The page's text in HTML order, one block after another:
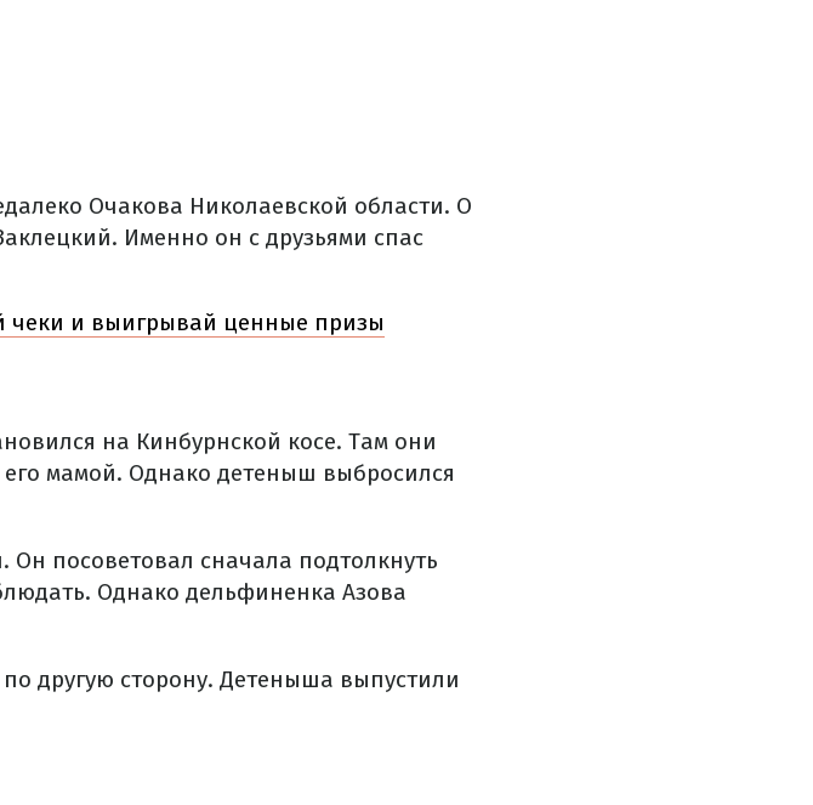
Очакова Николаевской области. О
Именно он с друзьями спас
чеки и выигрывай ценные призы
на Кинбурнской косе. Там они
мамой. Однако детеныш выбросился
Он посоветовал сначала подтолкнуть
Однако дельфиненка Азова
другую сторону. Детеныша выпустили